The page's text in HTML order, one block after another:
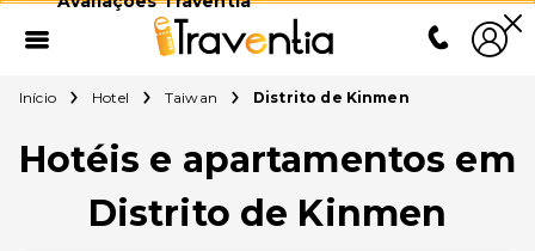
Início Hotel Taiwan Distrito de Kinmen
Hotéis e apartamentos em
Distrito de Kinmen